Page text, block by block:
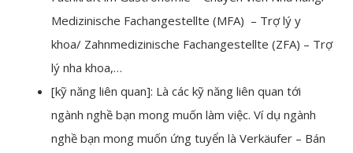
Medizinische Fachangestellte (MFA) – Trợ lý y
khoa/ Zahnmedizinische Fachangestellte (ZFA) – Trợ
lý nha khoa,…
[kỹ năng liên quan]: Là các kỹ năng liên quan tới
ngành nghề bạn mong muốn làm việc. Ví dụ ngành
nghề bạn mong muốn ứng tuyển là Verkäufer – Bán